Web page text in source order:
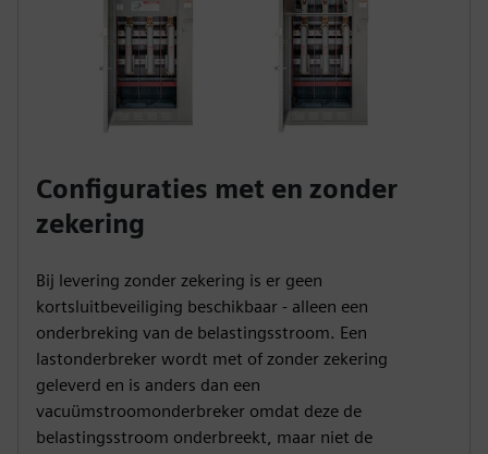
Configuraties met en zonder
zekering
Bij levering zonder zekering is er geen
kortsluitbeveiliging beschikbaar - alleen een
onderbreking van de belastingsstroom. Een
lastonderbreker wordt met of zonder zekering
geleverd en is anders dan een
vacuümstroomonderbreker omdat deze de
belastingsstroom onderbreekt, maar niet de